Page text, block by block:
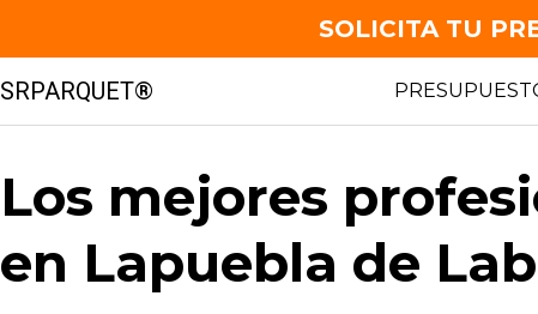
SRPARQUET®
Los mejores
en Lapuebla de
SOLICITA TU